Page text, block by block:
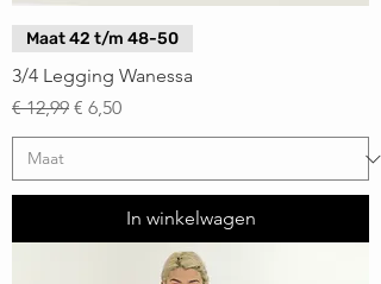
Maat 42 t/m 48-50
3/4 Legging Wanessa
Normale prijs
€ 12,99 Verkoopprijs
€ 6,50
In winkelwagen